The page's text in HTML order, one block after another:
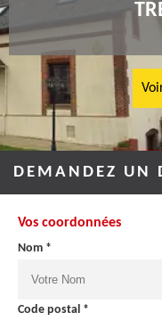
DEMANDEZ UN
Vos coordonnées
Nom *
Code postal *